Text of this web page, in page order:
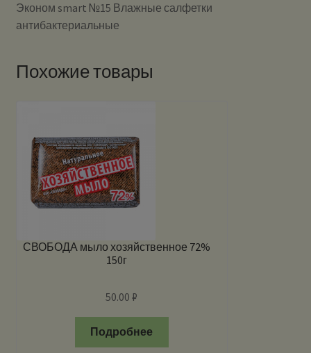
Эконом smart №15 Влажные салфетки
антибактериальные
Похожие товары
СВОБОДА мыло хозяйственное 72%
150г
50.00₽
Подробнее